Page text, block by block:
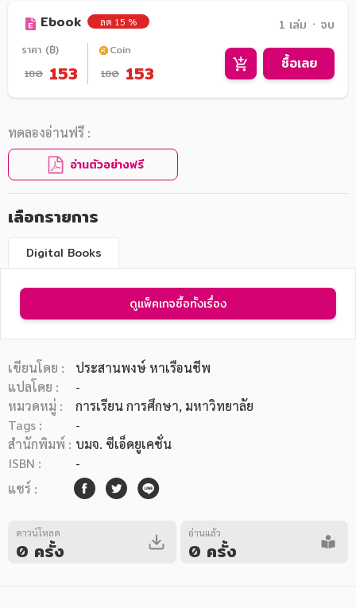
หมวดหมู่หนังสือ
หมวดหมู่ยอดนิยม
หนังสือออกใหม่ หนังสือยอดนิยม หนังสือเช่า
Ebook ลด 15 % 1 เล่ม ᛫ จบ
ราคา (฿)
180 153
Coin
180 153 ซื้อเลย
ทดลองอ่านฟรี :
อ่านตัวอย่างฟรี
เลือกรายการ
Digital Books
ดูแพ็คเกจซื้อทั้งเรื่อง
เขียนโดย :
ประสานพงษ์ หาเรือนชีพ
แปลโดย :
-
หมวดหมู่ :
การเรียน การศึกษา, มหาวิทยาลัย
Tags :
-
สำนักพิมพ์ : บมจ. ซีเอ็ดยูเคชั่น
ISBN :
-
แชร์ :
ดาวน์โหลด
0 ครั้ง
อ่านแล้ว
0 ครั้ง